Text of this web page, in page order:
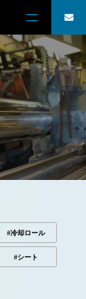
#冷却ロール
#シート